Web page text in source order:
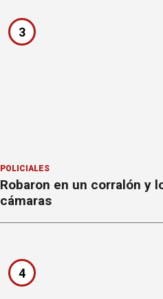
3
POLICIALES
Robaron en un corralón y
cámaras
4